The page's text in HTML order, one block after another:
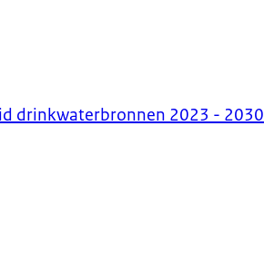
drinkwaterbronnen 2023 - 2030